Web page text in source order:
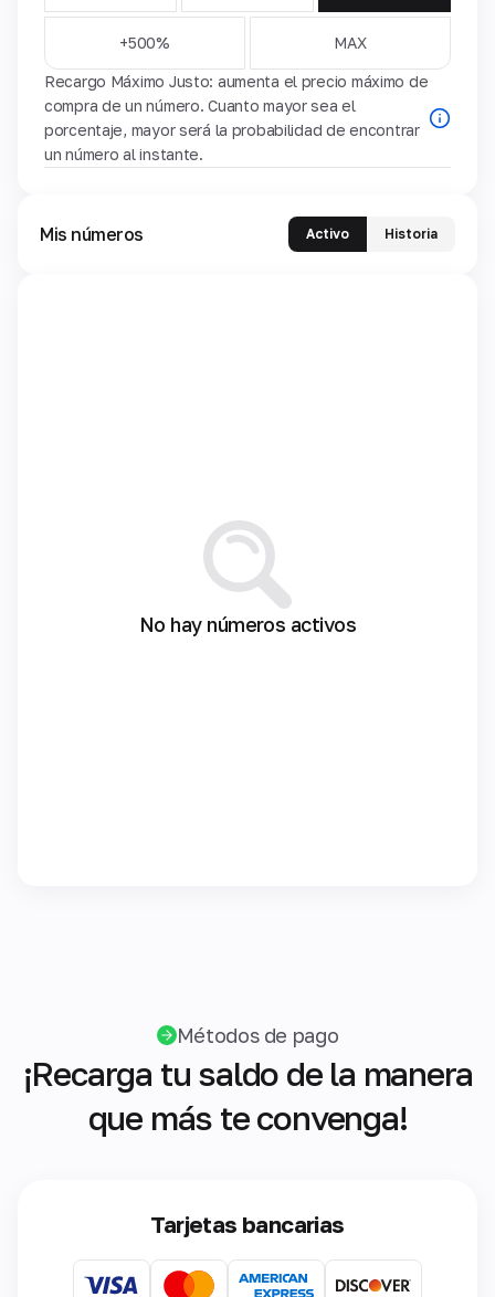
+500% MAX
Recargo Máximo Justo: aumenta el precio máximo de
compra de un número. Cuanto mayor sea el
porcentaje, mayor será la probabilidad de encontrar
un número al instante.
Mis números Activo Historia
No hay números activos
Métodos de pago
¡Recarga tu saldo de la manera
que más te convenga!
Tarjetas bancarias